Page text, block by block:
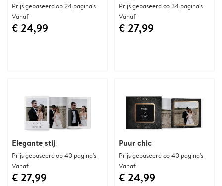
Prijs gebaseerd op 24 pagina's
Vanaf
€ 24,99
Prijs gebaseerd op 34 pagina's
Vanaf
€ 27,99
Elegante stijl
Prijs gebaseerd op 40 pagina's
Vanaf
€ 27,99
Puur chic
Prijs gebaseerd op 40 pagina's
Vanaf
€ 24,99